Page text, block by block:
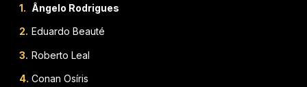
Ângelo Rodrigues
Eduardo Beauté
Roberto Leal
Conan Osíris